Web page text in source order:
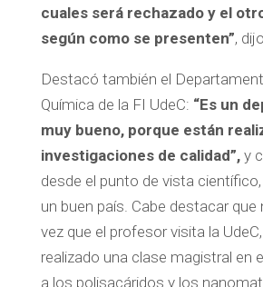
cuales será rechazado y el
según como se presenten”,
Destacó también el
Química de la FI UdeC: “Es un
muy bueno, porque están
investigaciones de calidad”,y
desde el punto de vista científico,
un buen país. Cabe destacar que
vez que el profesor visita la
realizado una clase magistral en
a los polisacáridos y los